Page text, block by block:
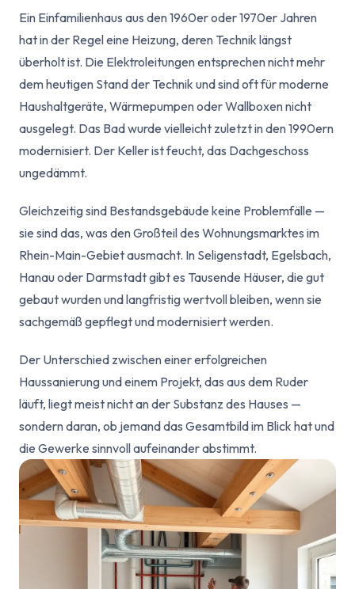
Ein Einfamilienhaus aus den 1960er oder 1970er Jahren
hat in der Regel eine Heizung, deren Technik längst
überholt ist. Die Elektroleitungen entsprechen nicht mehr
dem heutigen Stand der Technik und sind oft für moderne
Haushaltgeräte, Wärmepumpen oder Wallboxen nicht
ausgelegt. Das Bad wurde vielleicht zuletzt in den 1990ern
modernisiert. Der Keller ist feucht, das Dachgeschoss
ungedämmt.
Gleichzeitig sind Bestandsgebäude keine Problemfälle —
sie sind das, was den Großteil des Wohnungsmarktes im
Rhein-Main-Gebiet ausmacht. In Seligenstadt, Egelsbach,
Hanau oder Darmstadt gibt es Tausende Häuser, die gut
gebaut wurden und langfristig wertvoll bleiben, wenn sie
sachgemäß gepflegt und modernisiert werden.
Der Unterschied zwischen einer erfolgreichen
Haussanierung und einem Projekt, das aus dem Ruder
läuft, liegt meist nicht an der Substanz des Hauses —
sondern daran, ob jemand das Gesamtbild im Blick hat und
die Gewerke sinnvoll aufeinander abstimmt.